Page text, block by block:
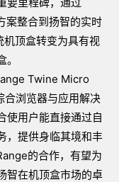
案整合到扬智的实时
机顶盒转变为具有视
Twine Micro
浏览器与应用解决
使用户能直接通过自
，提供身临其境和丰
的合作，有望为
智在机顶盒市场的卓